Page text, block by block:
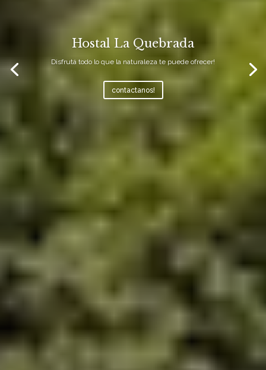
Hostal La Quebrada
Disfrutá todo lo que la naturaleza te puede ofrecer!
contactanos!